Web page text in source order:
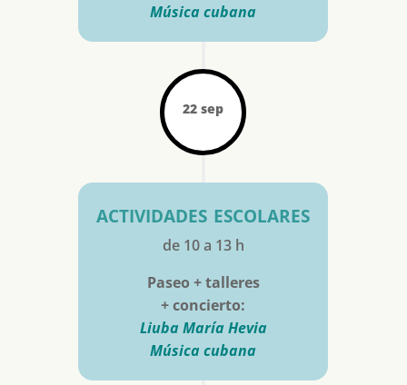
Música cubana
22 sep
actividades escolares
de 10 a 13 h
Paseo + talleres
+ concierto:
Liuba María Hevia
Música cubana